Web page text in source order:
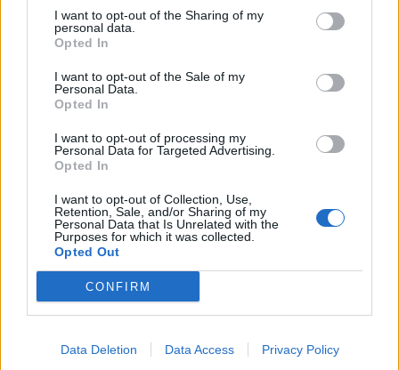
I want to opt-out of the Sharing of my
personal data.
Opted In
I want to opt-out of the Sale of my
Personal Data.
Opted In
I want to opt-out of processing my
Personal Data for Targeted Advertising.
Opted In
I want to opt-out of Collection, Use,
Retention, Sale, and/or Sharing of my
Personal Data that Is Unrelated with the
Purposes for which it was collected.
Opted Out
CONFIRM
Data Deletion Data Access Privacy Policy
Θέσεις εργασίας
Όλες οι Θέσεις Εργασίας
Θέσεις Εργασίας ανά Ειδικότητα
Θέσεις Εργασίας ανά Εταιρεία
Κέντρο Βοήθειας